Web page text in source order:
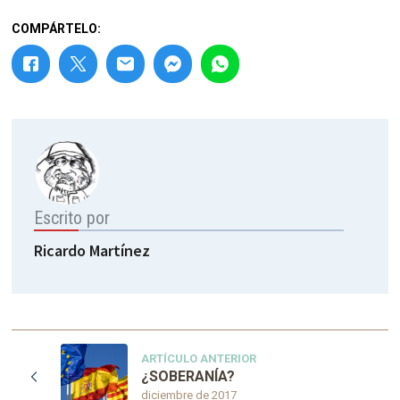
COMPÁRTELO:
Escrito por
Ricardo Martínez
ARTÍCULO ANTERIOR
diciembre de 2017
¿SOBERANÍA?